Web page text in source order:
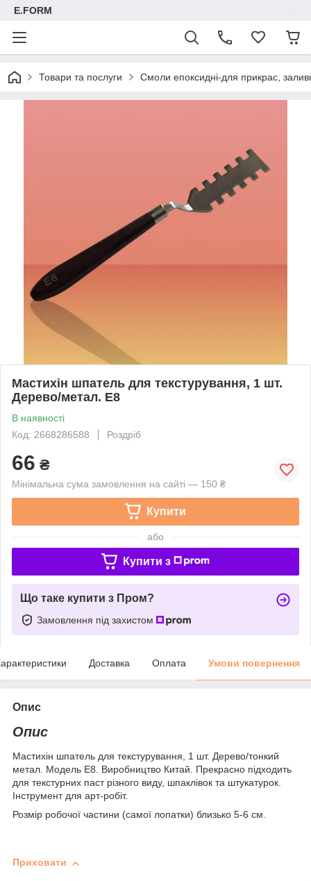
E.FORM
Товари та послуги Смоли епоксидні-для прикрас,
Мастихін шпатель для текстурування, 1 шт.
Дерево/метал. Е8
В наявності
Код: 2668286588
Роздріб
66 ₴
Мінімальна сума замовлення на сайті — 150 ₴
Купити
або
Купити з
Що таке купити з Пром?
Замовлення під захистом
Доставка Оплата Умови повернення
Опис
Опис
Мастихін шпатель для текстурування, 1 шт. Дерево/тонкий
метал. Модель Е8. Виробництво Китай. Прекрасно підходить
для текстурних паст різного виду, шпаклівок та штукатурок.
Інструмент для арт-робіт.
Розмір робочої частини (самої лопатки) близько 5-6 см.
Приховати